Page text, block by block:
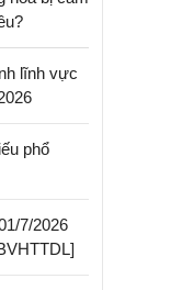
lĩnh vực
phổ
7/2026